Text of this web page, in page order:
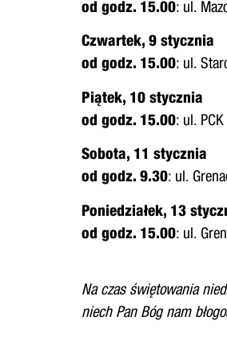
od godz. 15.00: ul.
Czwartek, 9 stycznia
od godz. 15.00: ul.
Piątek, 10 stycznia
od godz. 15.00: ul.
Sobota, 11 stycznia
od godz. 9.30: ul.
Poniedziałek, 13
od godz. 15.00: ul.
Na czas świętowania
niech Pan Bóg nam